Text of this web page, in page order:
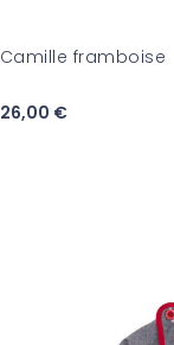
Camille framboise
26,00 €